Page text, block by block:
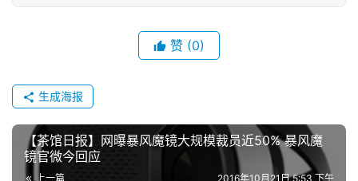
接
会
上
赞 (0)
生成海报
【茶馆日报】网曝暴风魔镜大规模裁员近50% 暴风魔
镜官微今回应
上一篇 2016年10月21日 5:53 下午